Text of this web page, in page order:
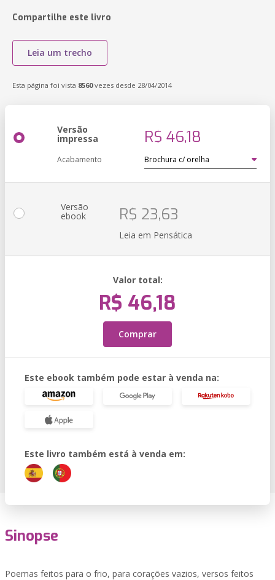
Compartilhe este livro
Leia um trecho
Esta página foi vista 8560vezes desde 28/04/2014
Versão
impressa R$ 46,18
Acabamento
Versão
ebook R$ 23,63
Leia em Pensática
Valor total:
R$ 46,18
Comprar
Este ebook também pode estar à venda na:
Este livro também está à venda em:
Sinopse
Poemas feitos para o frio, para corações vazios, versos feitos